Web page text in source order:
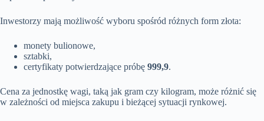
Inwestorzy mają możliwość wyboru spośród różnych form złota:
monety bulionowe,
sztabki,
certyfikaty potwierdzające próbę 999,9.
Cena za jednostkę wagi, taką jak gram czy kilogram, może różnić się
w zależności od miejsca zakupu i bieżącej sytuacji rynkowej.